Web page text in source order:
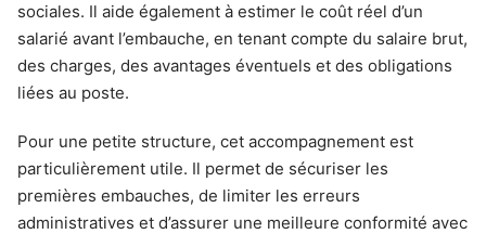
sociales. Il aide également à estimer le coût réel d’un
salarié avant l’embauche, en tenant compte du salaire brut,
des charges, des avantages éventuels et des obligations
liées au poste.
Pour une petite structure, cet accompagnement est
particulièrement utile. Il permet de sécuriser les
premières embauches, de limiter les erreurs
administratives et d’assurer une meilleure conformité avec